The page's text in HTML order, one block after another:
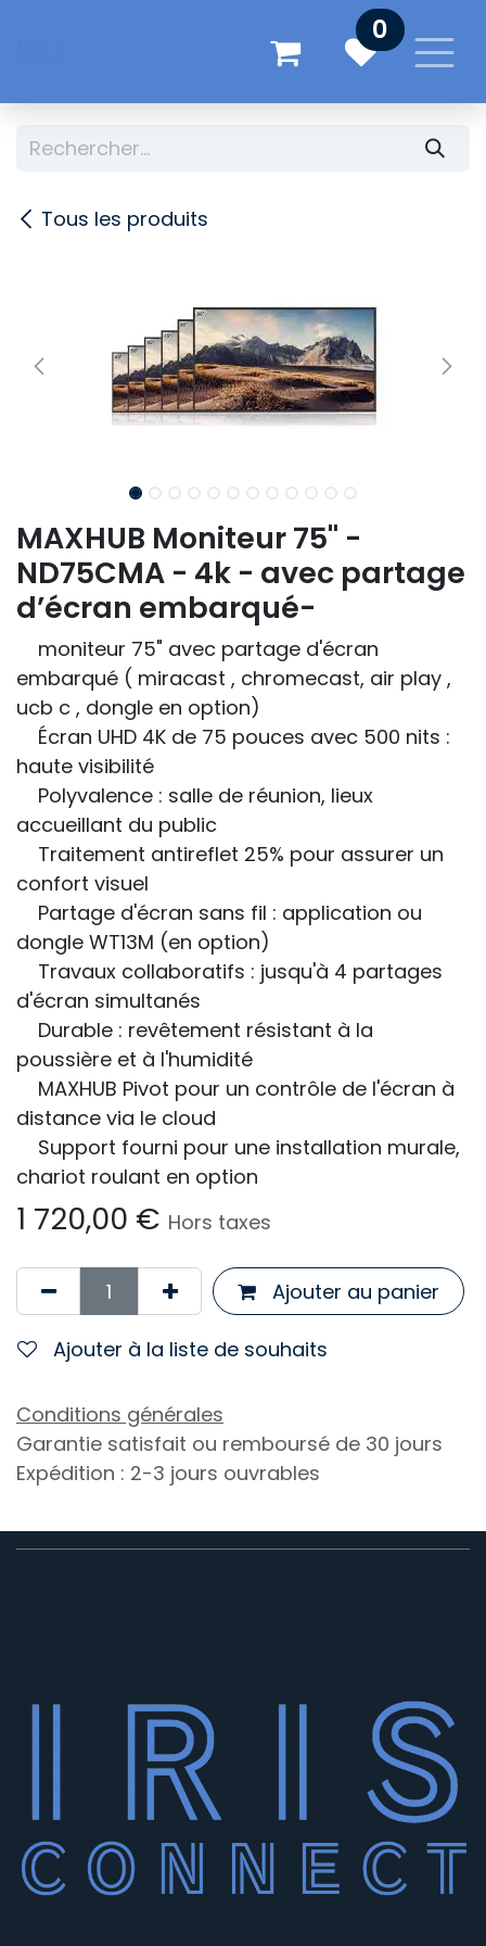
0
Tous les produits
MAXHUB Moniteur 75" -
ND75CMA - 4k - avec partage
d’écran embarqué-
moniteur 75" avec partage d'écran
embarqué ( miracast , chromecast, air play ,
ucb c , dongle en option)
Écran UHD 4K de 75 pouces avec 500 nits :
haute visibilité
Polyvalence : salle de réunion, lieux
accueillant du public
Traitement antireflet 25% pour assurer un
confort visuel
Partage d'écran sans fil : application ou
dongle WT13M (en option)
Travaux collaboratifs : jusqu'à 4 partages
d'écran simultanés
Durable : revêtement résistant à la
poussière et à l'humidité
MAXHUB Pivot pour un contrôle de l'écran à
distance via le cloud
Support fourni pour une installation murale,
chariot roulant en option
1 720,00 € Hors taxes
Ajouter au panier
Ajouter à la liste de souhaits
Conditions générales
Garantie satisfait ou remboursé de 30 jours
Expédition : 2-3 jours ouvrables